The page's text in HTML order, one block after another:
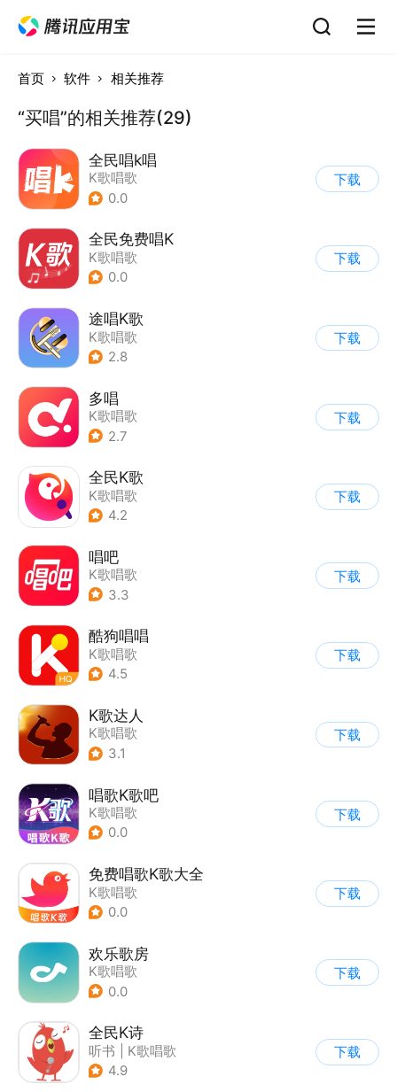
首页 软件 相关推荐
“买唱”的相关推荐(29)
全民唱k唱
K歌唱歌
0.0
下载
全民免费唱K
K歌唱歌
0.0
下载
途唱K歌
K歌唱歌
2.8
下载
多唱
K歌唱歌
2.7
下载
全民K歌
K歌唱歌
4.2
下载
唱吧
K歌唱歌
3.3
下载
酷狗唱唱
K歌唱歌
4.5
下载
K歌达人
K歌唱歌
3.1
下载
唱歌K歌吧
K歌唱歌
0.0
下载
免费唱歌K歌大全
K歌唱歌
0.0
下载
欢乐歌房
K歌唱歌
0.0
下载
全民K诗
听书
K歌唱歌
4.9
下载